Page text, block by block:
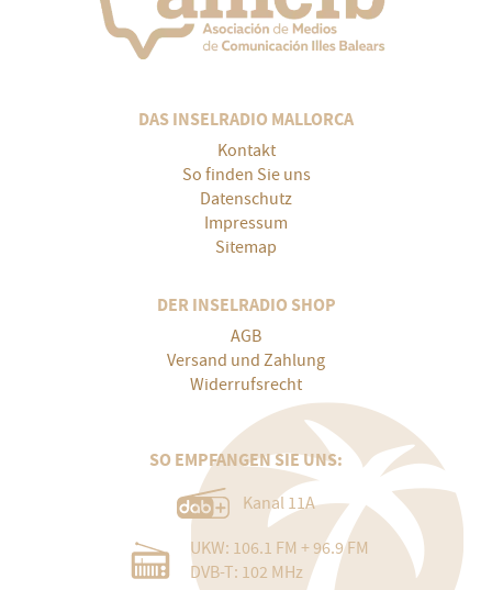
DAS INSELRADIO MALLORCA
Kontakt
So finden Sie uns
Datenschutz
Impressum
Sitemap
DER INSELRADIO SHOP
AGB
Versand und Zahlung
Widerrufsrecht
SO EMPFANGEN SIE UNS:
Kanal 11A
UKW: 106.1 FM + 96.9 FM
DVB-T: 102 MHz